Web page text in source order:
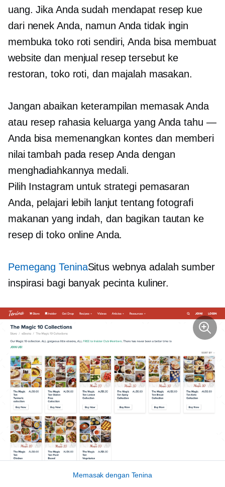
uang. Jika Anda sudah mendapat resep kue
dari nenek Anda, namun Anda tidak ingin
membuka toko roti sendiri, Anda bisa membuat
website dan menjual resep tersebut ke
restoran, toko roti, dan majalah masakan.
Jangan abaikan keterampilan memasak Anda
atau resep rahasia keluarga yang Anda tahu —
Anda bisa memenangkan kontes dan memberi
nilai tambah pada resep Anda dengan
menghadiahkannya medali.
Pilih Instagram untuk strategi pemasaran
Anda, pelajari lebih lanjut tentang fotografi
makanan yang indah, dan bagikan tautan ke
resep di toko online Anda.
Pemegang TeninaSitus webnya adalah sumber
inspirasi bagi banyak pecinta kuliner.
Memasak dengan Tenina